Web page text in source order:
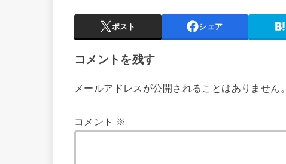
ポスト シェア
コメントを残す
メールアドレスが公開されることはありません。
コメント ※